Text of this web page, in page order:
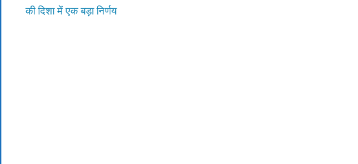
की दिशा में एक बड़ा निर्णय